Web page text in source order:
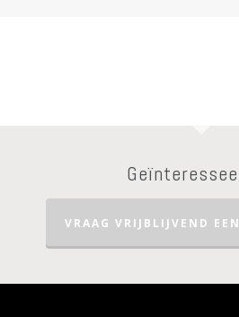
VRAAG VRIJBLIJVEND